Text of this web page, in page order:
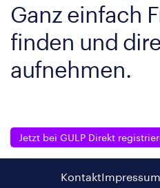
Ganz einfach
finden und
aufnehmen.
Jetzt bei GULP Direkt
KontaktImpressum